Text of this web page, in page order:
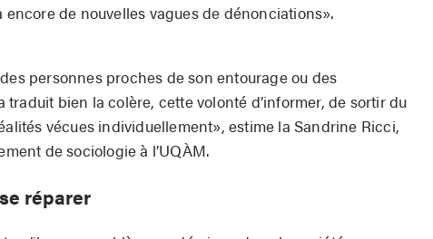
de nouvelles vagues de dénonciations».
personnes proches de son entourage ou des
bien la colère, cette volonté d’informer, de sortir du
vécues individuellement», estime la Sandrine Ricci,
de sociologie à l’UQÀM.
réparer